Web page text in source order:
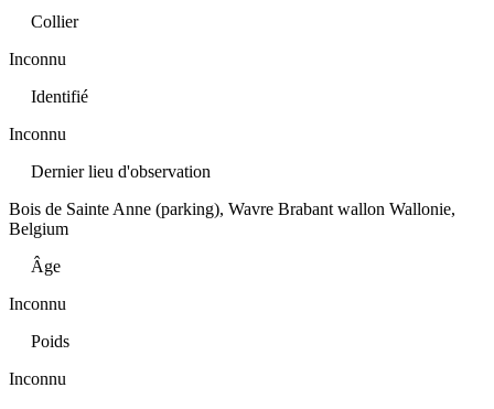
Collier
Inconnu
Identifié
Inconnu
Dernier lieu d'observation
Bois de Sainte Anne (parking), Wavre Brabant wallon Wallonie,
Belgium
Âge
Inconnu
Poids
Inconnu